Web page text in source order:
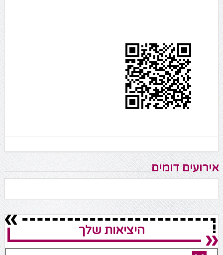
אירועים דומים
היציאות שלך